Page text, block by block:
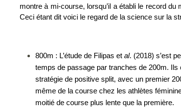
montre à mi-course, lorsqu’il a établi le record
Ceci étant dit voici le regard de la science sur la
800m : L’étude de Filipas et al. (2018) s’est
temps de passage par tranches de 200m.
stratégie de positive split, avec un premier
même de la course chez les athlètes
moitié de course plus lente que la première.